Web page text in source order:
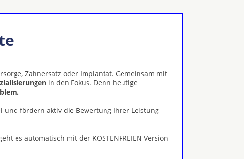
Zahnersatz oder Implantat. Gemeinsam mit
in den Fokus. Denn heutige
und fördern aktiv die Bewertung Ihrer Leistung
es automatisch mit der KOSTENFREIEN Version